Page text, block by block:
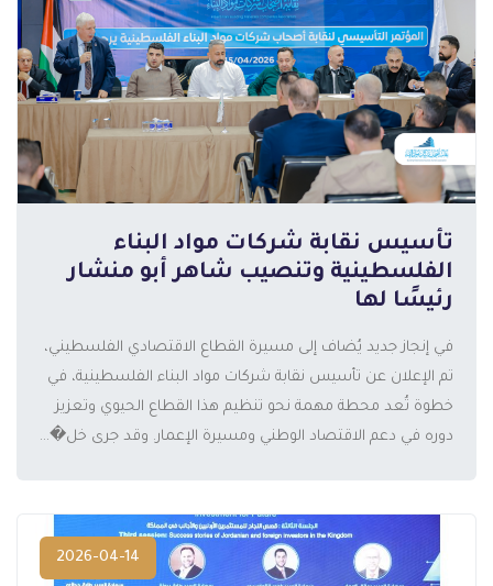
تأسيس نقابة شركات مواد البناء
الفلسطينية وتنصيب شاهر أبو منشار
رئيسًا لها
في إنجاز جديد يُضاف إلى مسيرة القطاع الاقتصادي الفلسطيني،
تم الإعلان عن تأسيس نقابة شركات مواد البناء الفلسطينية، في
خطوة تُعد محطة مهمة نحو تنظيم هذا القطاع الحيوي وتعزيز
دوره في دعم الاقتصاد الوطني ومسيرة الإعمار. وقد جرى خل�...
2026-04-14
المزيد